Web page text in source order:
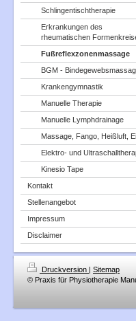
Schlingentischtherapie
Erkrankungen des
rheumatischen
Fußreflexzonenmassage
BGM -
Krankengymnastik
Manuelle Therapie
Manuelle Lymphdrainage
Massage, Fango, Heißluft,
Elektro- und
Kinesio Tape
Kontakt
Stellenangebot
Impressum
Disclaimer
Druckversion | Sitemap
© Praxis für Physiotherapie